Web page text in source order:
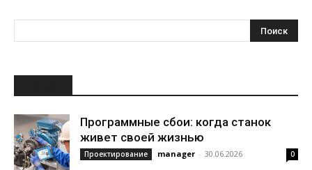
Программные сбои: когда станок
живет своей жизнью
Проектирование manager - 30.06.2026 0